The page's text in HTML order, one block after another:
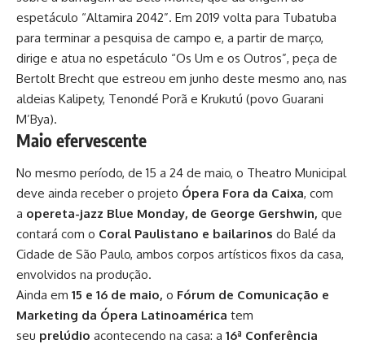
espetáculo “Altamira 2042”. Em 2019 volta para Tubatuba
para terminar a pesquisa de campo e, a partir de março,
dirige e atua no espetáculo “Os Um e os Outros”, peça de
Bertolt Brecht que estreou em junho deste mesmo ano, nas
aldeias Kalipety, Tenondé Porã e Krukutú (povo Guarani
M’Bya).
Maio efervescente
No mesmo período, de 15 a 24 de maio, o Theatro Municipal
deve ainda receber o projeto Ópera Fora da Caixa, com
a opereta-jazz Blue Monday, de George Gershwin, que
contará com o Coral Paulistano e bailarinos do Balé da
Cidade de São Paulo, ambos corpos artísticos fixos da casa,
envolvidos na produção.
Ainda em 15 e 16 de maio, o Fórum de Comunicação e
Marketing da Ópera Latinoamérica tem
seu prelúdio acontecendo na casa: a 16ª Conferência